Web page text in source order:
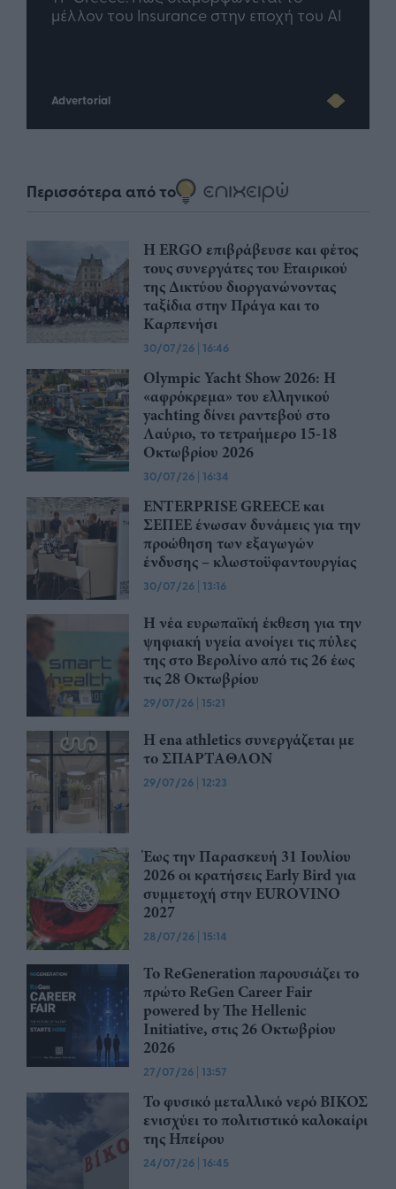
μέλλον του Insurance στην εποχή του AI
Advertorial
Περισσότερα από το
Η ERGO επιβράβευσε και φέτος
τους συνεργάτες του Εταιρικού
της Δικτύου διοργανώνοντας
ταξίδια στην Πράγα και το
Καρπενήσι
30/07/26 | 16:46
Olympic Yacht Show 2026: Η
«αφρόκρεμα» του ελληνικού
yachting δίνει ραντεβού στο
Λαύριο, το τετραήμερο 15-18
Οκτωβρίου 2026
30/07/26 | 16:34
ENTERPRISE GREECE και
ΣΕΠΕΕ ένωσαν δυνάμεις για την
προώθηση των εξαγωγών
ένδυσης – κλωστοϋφαντουργίας
30/07/26 | 13:16
Η νέα ευρωπαϊκή έκθεση για την
ψηφιακή υγεία ανοίγει τις πύλες
της στο Βερολίνο από τις 26 έως
τις 28 Οκτωβρίου
29/07/26 | 15:21
Η ena athletics συνεργάζεται με
το ΣΠΑΡΤΑΘΛΟΝ
29/07/26 | 12:23
Έως την Παρασκευή 31 Ιουλίου
2026 οι κρατήσεις Early Bird για
συμμετοχή στην EUROVINO
2027
28/07/26 | 15:14
Το ReGeneration παρουσιάζει το
πρώτο ReGen Career Fair
powered by The Hellenic
Initiative, στις 26 Οκτωβρίου
2026
27/07/26 | 13:57
Το φυσικό μεταλλικό νερό ΒΙΚΟΣ
ενισχύει το πολιτιστικό καλοκαίρι
της Ηπείρου
24/07/26 | 16:45